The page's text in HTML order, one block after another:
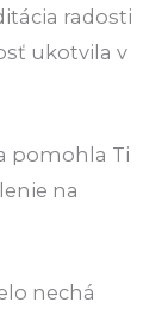
radosti
ukotvila v
pomohla Ti
na
nechá